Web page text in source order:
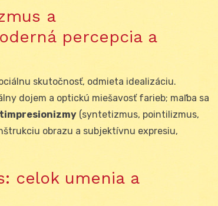
a
percepcia a
skutočnosť, odmieta idealizáciu.
dojem a optickú miešavosť farieb; maľba sa
(syntetizmus, pointilizmus,
obrazu a subjektívnu expresiu,
celok umenia a